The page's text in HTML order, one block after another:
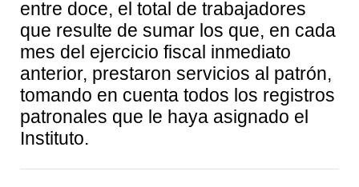
entre doce, el total de trabajadores
que resulte de sumar los que, en cada
mes del ejercicio fiscal inmediato
anterior, prestaron servicios al patrón,
tomando en cuenta todos los registros
patronales que le haya asignado el
Instituto.